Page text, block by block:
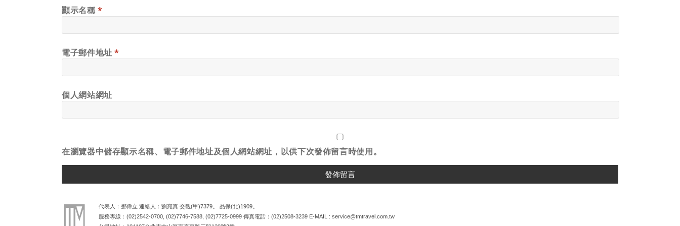
顯示名稱*
電子郵件地址*
個人網站網址
在瀏覽器中儲存顯示名稱、電子郵件地址及個人網站網址，以供下次發佈留言時使用。
代表人：鄧偉立 連絡人：劉宛真 交觀(甲)7379。 品保(北)1909。
服務專線： (02)2542-0700 (02)7746-7588 (02)7725-0999 傳真電話： (02)2508-3239 E-MAIL : service@tmtravel.com.tw